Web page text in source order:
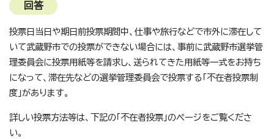
回答
投票日当日や期日前投票期間中、仕事や旅行などで市外に滞在して
いて武蔵野市での投票ができない場合には、事前に武蔵野市選挙管
理委員会に投票用紙等を請求し、送られてきた用紙等一式をお持ち
になって、滞在先などの選挙管理委員会で投票する「不在者投票制
度」があります。
詳しい投票方法等は、下記の「不在者投票」のページをご覧くださ
い。